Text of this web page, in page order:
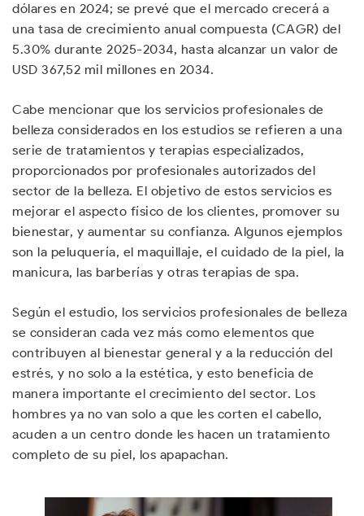
dólares en 2024; se prevé que el mercado crecerá a
una tasa de crecimiento anual compuesta (CAGR) del
5.30% durante 2025-2034, hasta alcanzar un valor de
USD 367,52 mil millones en 2034.
Cabe mencionar que los servicios profesionales de
belleza considerados en los estudios se refieren a una
serie de tratamientos y terapias especializados,
proporcionados por profesionales autorizados del
sector de la belleza. El objetivo de estos servicios es
mejorar el aspecto físico de los clientes, promover su
bienestar, y aumentar su confianza. Algunos ejemplos
son la peluquería, el maquillaje, el cuidado de la piel, la
manicura, las barberías y otras terapias de spa.
Según el estudio, los servicios profesionales de belleza
se consideran cada vez más como elementos que
contribuyen al bienestar general y a la reducción del
estrés, y no solo a la estética, y esto beneficia de
manera importante el crecimiento del sector. Los
hombres ya no van solo a que les corten el cabello,
acuden a un centro donde les hacen un tratamiento
completo de su piel, los apapachan.